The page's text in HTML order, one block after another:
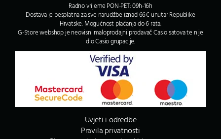
Radno vrijeme PON-PET: 09h-16h
Dostava je besplatna za sve narudžbe iznad 66€ unutar Republike
Hrvatske. Mogućnost plaćanja do 6 rata.
G-Store webshop je neovisni maloprodajni prodavač Casio satova te nije
dio Casio grupacije.
Uvjeti i odredbe
Pravila privatnosti